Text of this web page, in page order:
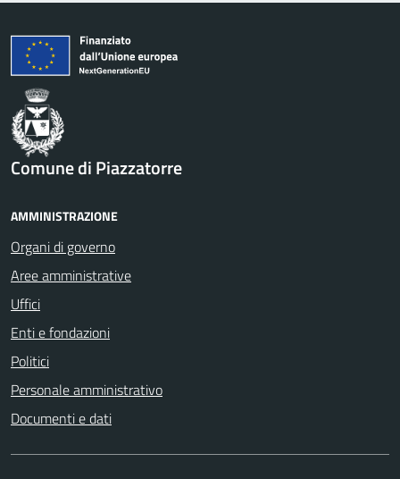
Comune di Piazzatorre
AMMINISTRAZIONE
Organi di governo
Aree amministrative
Uffici
Enti e fondazioni
Politici
Personale amministrativo
Documenti e dati